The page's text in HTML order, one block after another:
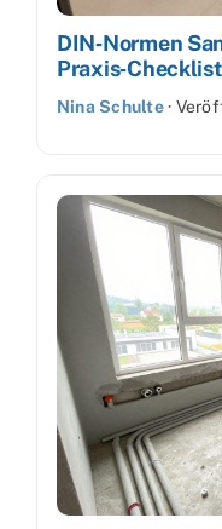
DIN‑Normen
Nina Schulte·